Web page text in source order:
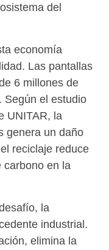
del
economía
Las pantallas
6 millones de
Según el estudio
UNITAR, la
genera un daño
reciclaje reduce
carbono en la
la
industrial.
elimina la